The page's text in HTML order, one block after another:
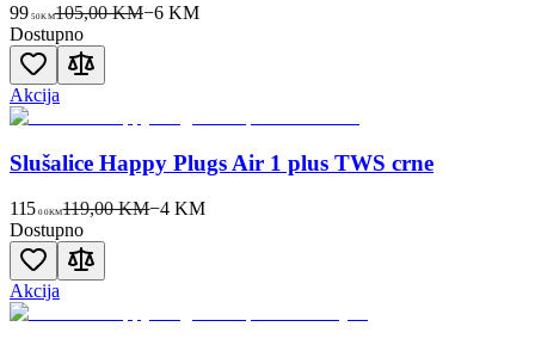
99 50KM105,00 KM−6KM
Dostupno
Akcija
Slušalice Happy Plugs Air 1 plus TWS crne
115 00KM119,00 KM−4 KM
Dostupno
Akcija